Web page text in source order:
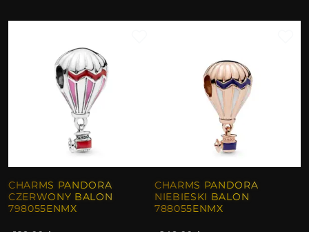
CHARMS PANDORA
CZERWONY BALON
798055ENMX
CHARMS PANDORA
NIEBIESKI BALON
788055ENMX